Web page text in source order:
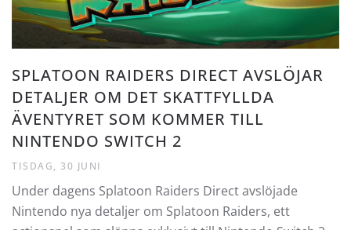
SPLATOON RAIDERS DIRECT AVSLÖJAR
DETALJER OM DET SKATTFYLLDA
ÄVENTYRET SOM KOMMER TILL
NINTENDO SWITCH 2
TISDAG, 30 JUNI
Under dagens Splatoon Raiders Direct avslöjade
Nintendo nya detaljer om Splatoon Raiders, ett